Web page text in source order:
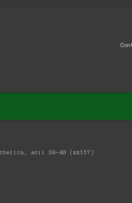
anii 30-40 (zz157)